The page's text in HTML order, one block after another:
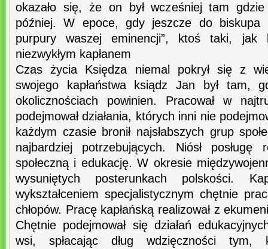
okazało się, że on był wcześniej tam
później. W epoce, gdy jeszcze do biskupa
purpury waszej eminencji”, ktoś taki, jak
niezwykłym kapłanem
Czas życia Księdza niemal pokrył się z
swojego kapłaństwa ksiądz Jan był tam,
okolicznościach powinien. Pracował w
podejmował działania, których inni nie
każdym czasie bronił najsłabszych grup
najbardziej potrzebujących. Niósł
społeczną i edukację. W okresie
wysuniętych posterunkach polskości.
wykształceniem specjalistycznym chętnie
chłopów. Pracę kapłańską realizował z
Chętnie podejmował się działań
wsi, spłacając dług wdzięczności